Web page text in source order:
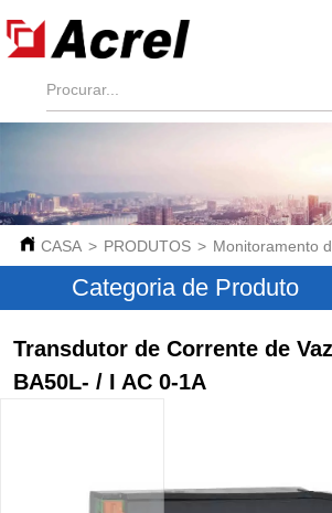
CASA > PRODUTOS > Monitoramento
Categoria de Produto
Transdutor de Corrente de
BA50L- / I AC 0-1A